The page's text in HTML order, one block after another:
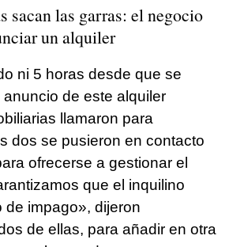
sacan las garras: el negocio
un alquiler
ni 5 horas desde que se
de este alquiler
llamaron para
dos se pusieron en contacto
ofrecerse a gestionar el
que el inquilino
de impago», dijeron
de ellas, para añadir en otra